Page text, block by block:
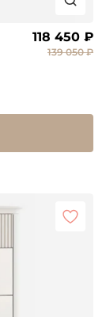
118 450 ₽
139 050 ₽